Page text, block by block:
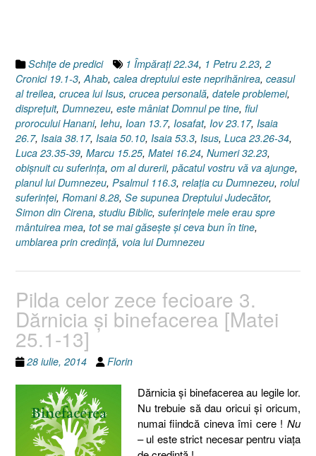
23.26-
34]”
Schiţe de predici 1 Împăraţi 22.34, 1 Petru 2.23, 2
Cronici 19.1-3, Ahab, calea dreptului este neprihănirea, ceasul
al treilea, crucea lui Isus, crucea personală, datele problemei,
dispreţuit, Dumnezeu, este mâniat Domnul pe tine, fiul
prorocului Hanani, Iehu, Ioan 13.7, Iosafat, Iov 23.17, Isaia
26.7, Isaia 38.17, Isaia 50.10, Isaia 53.3, Isus, Luca 23.26-34,
Luca 23.35-39, Marcu 15.25, Matei 16.24, Numeri 32.23,
obişnuit cu suferinţa, om al durerii, păcatul vostru vă va ajunge,
planul lui Dumnezeu, Psalmul 116.3, relaţia cu Dumnezeu, rolul
suferinţei, Romani 8.28, Se supunea Dreptului Judecător,
Simon din Cirena, studiu Biblic, suferinţele mele erau spre
mântuirea mea, tot se mai găseşte şi ceva bun în tine,
umblarea prin credinţă, voia lui Dumnezeu
Pilda celor zece fecioare 3.
Dărnicia şi binefacerea [Matei
25.1-13]
28 iulie, 2014 Florin
Dărnicia şi binefacerea au legile lor.
Nu trebuie să dau oricui şi oricum,
numai fiindcă cineva îmi cere ! Nu
– ul este strict necesar pentru viaţa